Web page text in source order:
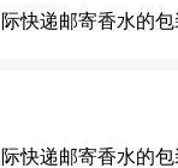
快递邮寄香水的包
快递邮寄香水的